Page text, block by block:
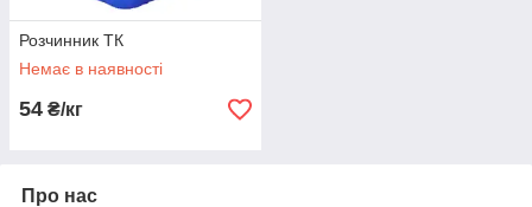
Розчинник ТК
Немає в наявності
54 ₴/кг
Про нас